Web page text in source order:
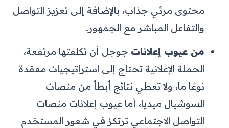
محتوى مرئي جذاب، بالإضافة إلى تعزيز التواصل
والتفاعل المباشر مع الجمهور.
من عيوب إعلانات جوجل أن تكلفتها مرتفعة،
الحملة الإعلانية تحتاج إلى استراتيجيات معقدة
نوعًا ما، ولا تعطي نتائج أبطأ من منصات
السوشيال ميديا، أما عيوب إعلانات منصات
التواصل الاجتماعي ترتكز في شعور المستخدم